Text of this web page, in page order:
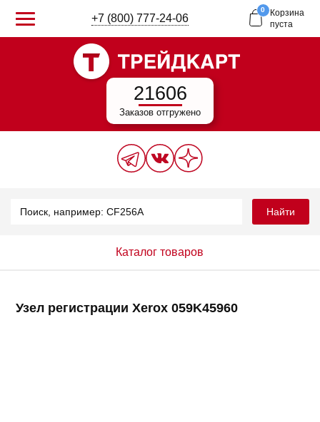
+7 (800) 777-24-06
0
Корзина
пуста
21606
Заказов отгружено
Найти
Каталог товаров
Узел регистрации Xerox 059K45960